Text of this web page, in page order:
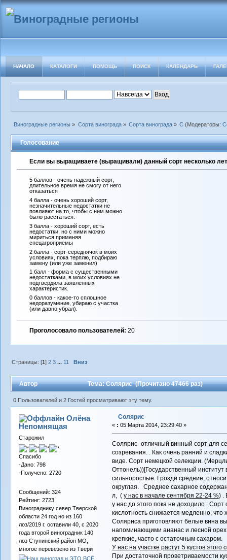
НАЧАЛО КАТАЛОГИ ПОМОЩЬ ПОИСК КАЛЕНДАРЬ
Виноградные регионы » Сорта винограда» Сорта винограда» С (Модераторы:
Голосование
Если вы выращиваете (выращивали) данный сорт несколько
5 баллов - очень надежный сорт,
длительное время не смогу от него
отказаться
4 балла - очень хороший сорт,
незначительные недостатки не
повлияют на то, чтобы с ним можно
было расстаться.
3 балла - хороший сорт, есть
недостатки, но с ними можно
мириться применяя
спецагроприемы
2 балла - сорт-середнячок в моих
условиях, пока терплю, подбираю
замену (или уже заменил)
1 балл - форма с существенными
недостатками, в моих условиях не
подтвердила заявленных
характеристик.
0 баллов - какое-то сплошное
недоразумение, убираю с участка
(или давно убрал).
Проголосовало пользователей: 20
Страницы: [1]2 3 ... 11 Вниз
Автор Тема: Солярис (Прочитано 47466 раз)
0 Пользователей и 2 Гостей просматривают эту тему.
Олёна
Непомнящая
Старожил
Спасибо
-Дано: 798
-Получено: 2720
Сообщений: 324
Рейтинг: 2723
Винограднику север Тверской
области 24 год но из 160
лоз/2019 г. оставили 40, с 2020
года второй виноградник 140
лоз Ступинский район МО,
многое перевезено из Твери
Солярис
« : 05 Марта 2014, 23:29:40 »
Солярис -отличный винный сорт для
созревания. . Как очень ранний и
виде. Сорт немецкой селекции.
Оттонель))[Государственный
сильнорослые. Грозди средние,
округлая. Среднее сахарное
л, ( у нас в начале сентября 22-24 %) .
у нас до этого пока не доходило .
кислотность снижается медленно,
Соляриса приготовляют белые вина
напоминающими ананас и лесной
крепкие, часто с остаточным сахаром.
У нас на участке растут 5 кустов этого
При достаточной проветриваемости